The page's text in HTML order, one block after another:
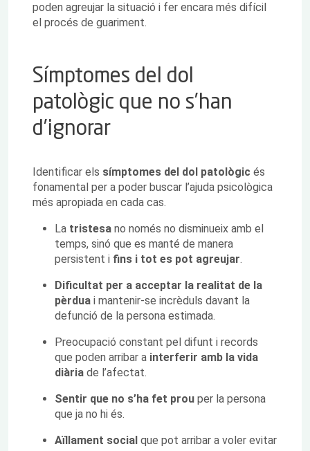
poden agreujar la situació i fer encara més difícil
el procés de guariment.
Símptomes del dol
patològic que no s’han
d’ignorar
Identificar els símptomes del dol patològic és
fonamental per a poder buscar l’ajuda psicològica
més apropiada en cada cas.
La tristesa no només no disminueix amb el
temps, sinó que es manté de manera
persistent i fins i tot es pot agreujar.
Dificultat per a acceptar la realitat de la
pèrdua i mantenir-se incrèduls davant la
defunció de la persona estimada.
Preocupació constant pel difunt i records
que poden arribar a interferir amb la vida
diària de l’afectat.
Sentir que no s’ha fet prou per la persona
que ja no hi és.
Aïllament social que pot arribar a voler evitar